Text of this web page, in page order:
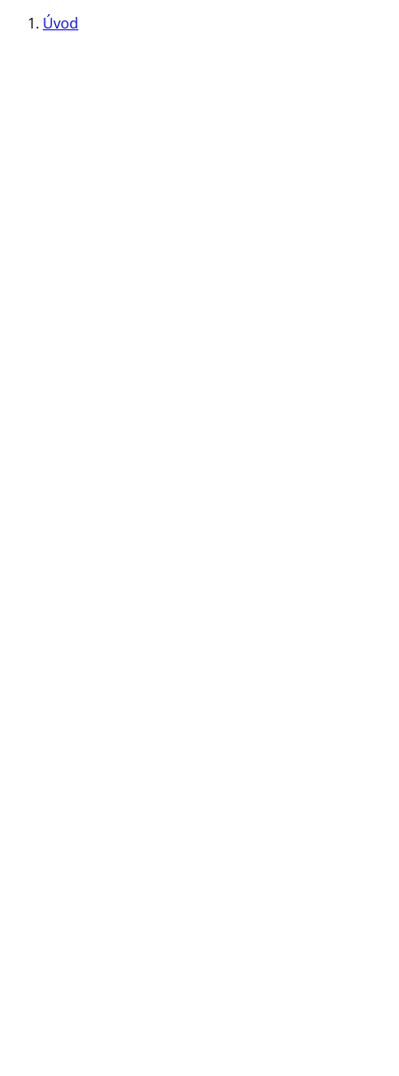
Úvod